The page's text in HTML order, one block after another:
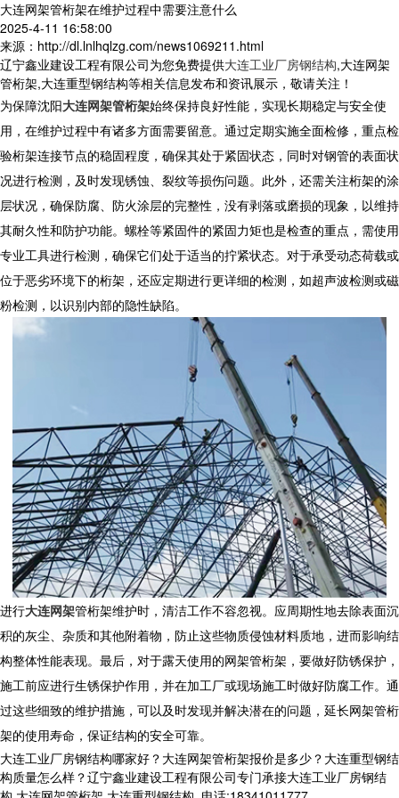
大连网架管桁架在维护过程中需要注意什么
2025-4-11 16:58:00
来源：http://dl.lnlhqlzg.com/news1069211.html
辽宁鑫业建设工程有限公司为您免费提供大连工业厂房钢结构,大连网架
管桁架,大连重型钢结构等相关信息发布和资讯展示，敬请关注！
为保障沈阳大连网架管桁架始终保持良好性能，实现长期稳定与安全使
用，在维护过程中有诸多方面需要留意。通过定期实施全面检修，重点检
验桁架连接节点的稳固程度，确保其处于紧固状态，同时对钢管的表面状
况进行检测，及时发现锈蚀、裂纹等损伤问题。此外，还需关注桁架的涂
层状况，确保防腐、防火涂层的完整性，没有剥落或磨损的现象，以维持
其耐久性和防护功能。螺栓等紧固件的紧固力矩也是检查的重点，需使用
专业工具进行检测，确保它们处于适当的拧紧状态。对于承受动态荷载或
位于恶劣环境下的桁架，还应定期进行更详细的检测，如超声波检测或磁
粉检测，以识别内部的隐性缺陷。
进行大连网架管桁架维护时，清洁工作不容忽视。应周期性地去除表面沉
积的灰尘、杂质和其他附着物，防止这些物质侵蚀材料质地，进而影响结
构整体性能表现。最后，对于露天使用的网架管桁架，要做好防锈保护，
施工前应进行生锈保护作用，并在加工厂或现场施工时做好防腐工作。通
过这些细致的维护措施，可以及时发现并解决潜在的问题，延长网架管桁
架的使用寿命，保证结构的安全可靠。
大连工业厂房钢结构哪家好？大连网架管桁架报价是多少？大连重型钢结
构质量怎么样？辽宁鑫业建设工程有限公司专门承接大连工业厂房钢结